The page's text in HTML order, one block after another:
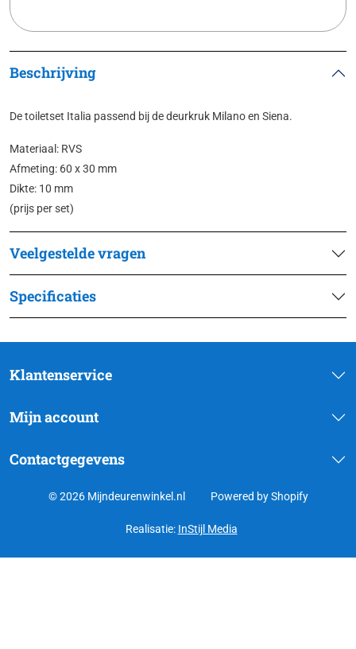
Beschrijving
De toiletset Italia passend bij de deurkruk Milano en Siena.
Materiaal: RVS
Afmeting: 60 x 30 mm
Dikte: 10 mm
(prijs per set)
Veelgestelde vragen
Specificaties
Klantenservice
Mijn account
Contactgegevens
© 2026 Mijndeurenwinkel.nl Powered by Shopify
Realisatie: InStijl Media